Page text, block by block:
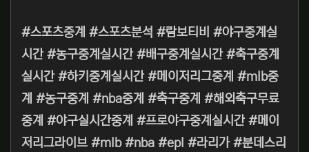
#스포츠중계 #스포츠분석 #람보티비 #야구중계실
시간 #농구중계실시간 #배구중계실시간 #축구중계
실시간 #하키중계실시간 #메이저리그중계 #mlb중
계 #농구중계 #nba중계 #축구중계 #해외축구무료
중계 #야구실시간중계 #프로야구중계실시간 #메이
저리그라이브 #mlb #nba #epl #라리가 #분데스리